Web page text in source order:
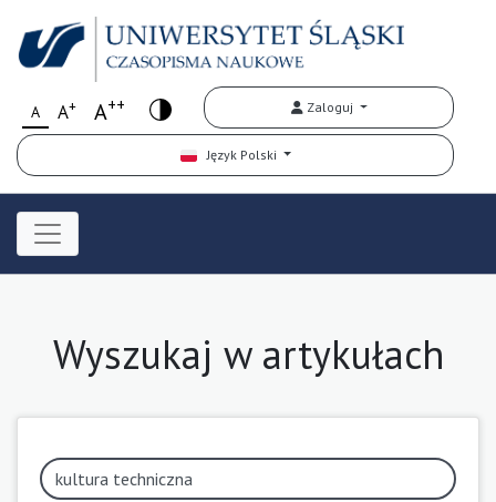
A A+ A++ Zaloguj
Język Polski
Wyszukaj w artykułach